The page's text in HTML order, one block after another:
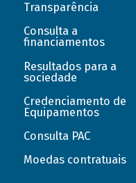
Transparência
Consulta a
financiamentos
Resultados para a
sociedade
Credenciamento de
Equipamentos
Consulta PAC
Moedas contratuais